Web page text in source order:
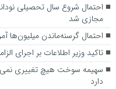
احتمال شروع سال تحصیلی
مجازی شد
احتمال گرسنه‌ماندن میلیون‌ها
تاکید وزیر اطلاعات بر اجرای
سهیمه سوخت هیچ تغییری نمی
دارد